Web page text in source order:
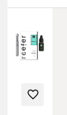
favorite_border